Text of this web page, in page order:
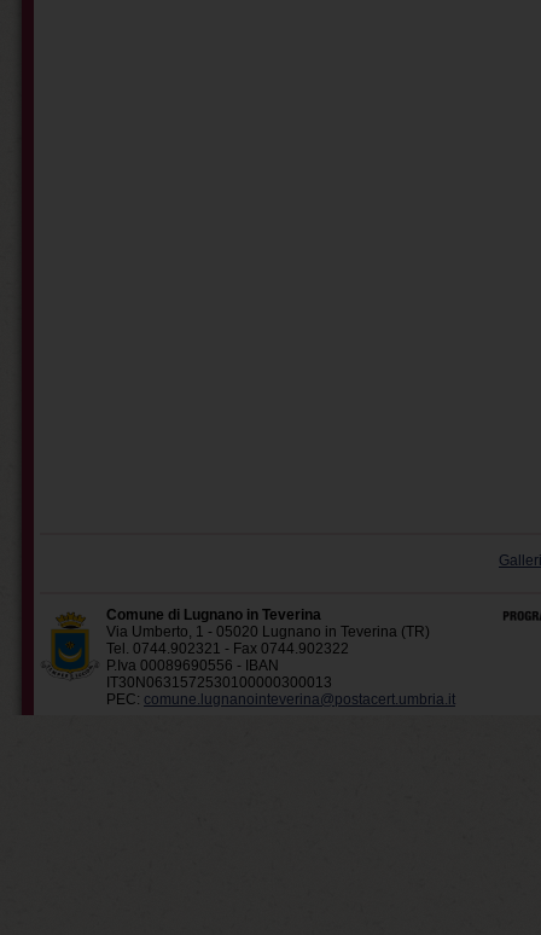
Comune di Lugnano in Teverina
Via Umberto, 1 - 05020 Lugnano in Teverina (TR)
Tel. 0744.902321 - Fax 0744.902322
P.Iva 00089690556 - IBAN
IT30N0631572530100000300013
PEC: comune.lugnanointeverina@postacert.umbria.it